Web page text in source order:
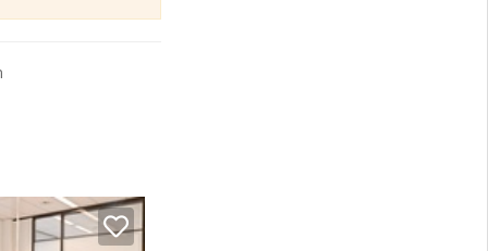
waaronder: